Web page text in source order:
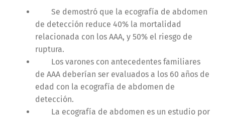
Se demostró que la ecografía de abdomen
de detección reduce 40% la mortalidad
relacionada con los AAA, y 50% el riesgo de
ruptura.
Los varones con antecedentes familiares
de AAA deberían ser evaluados a los 60 años de
edad con la ecografía de abdomen de
detección.
La ecografía de abdomen es un estudio por